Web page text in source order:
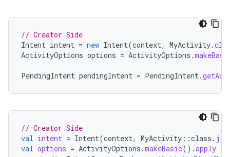
// Creator Side
Intent intent = new Intent(context, MyActivity.
ActivityOptions options = ActivityOptions .
PendingIntent pendingIntent = PendingIntent .
// Creator Side
val intent = Intent(context, MyActivity ::class .
val options = ActivityOptions .makeBasic().apply {